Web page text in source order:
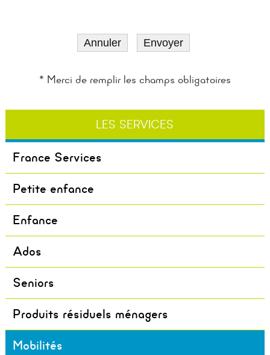
* Merci de remplir les champs obligatoires
LES SERVICES
France Services
Petite enfance
Enfance
Ados
Seniors
Produits résiduels ménagers
Mobilités